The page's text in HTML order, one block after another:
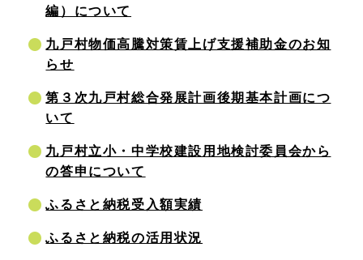
編）について
九戸村物価高騰対策賃上げ支援補助金のお知
らせ
第３次九戸村総合発展計画後期基本計画につ
いて
九戸村立小・中学校建設用地検討委員会から
の答申について
ふるさと納税受入額実績
ふるさと納税の活用状況